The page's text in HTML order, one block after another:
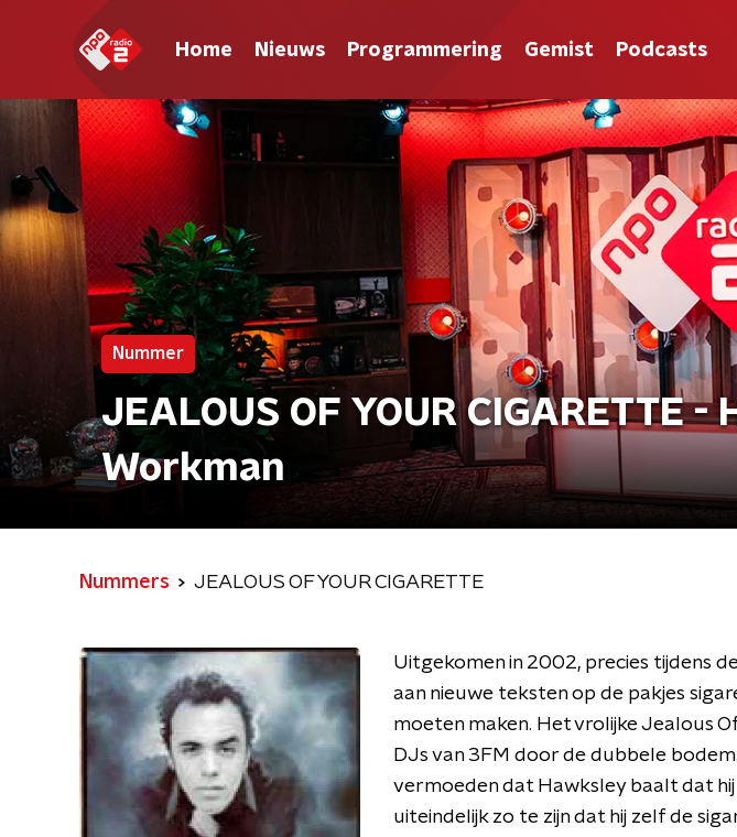
Home Nieuws Programmering Gemist Podcasts
Nummer
JEALOUS OF YOUR CIGARETTE -
Workman
Nummers JEALOUS OF YOUR CIGARETTE
Uitgekomen in 2002, precies tijdens
aan nieuwe teksten op de pakjes
moeten maken. Het vrolijke Jealous
DJs van 3FM door de dubbele
vermoeden dat Hawksley baalt dat
uiteindelijk zo te zijn dat hij zelf de